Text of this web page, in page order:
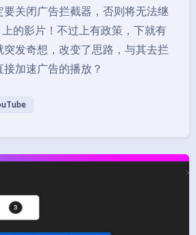
关闭广告拦截器，否则将无法继
的影片！不过上有政策，下就有
发奇想，改变了思路，与其去拦
加速广告的播放？